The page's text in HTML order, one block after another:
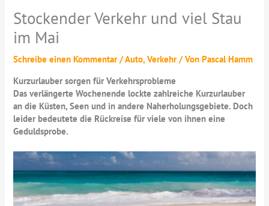
Stockender Verkehr und viel Stau
im Mai
Schreibe einen Kommentar /Auto,Verkehr/ VonPascal Hamm
Kurzurlauber sorgen für Verkehrsprobleme
Das verlängerte Wochenende lockte zahlreiche Kurzurlauber
an die Küsten, Seen und in andere Naherholungsgebiete. Doch
leider bedeutete die Rückreise für viele von ihnen eine
Geduldsprobe.